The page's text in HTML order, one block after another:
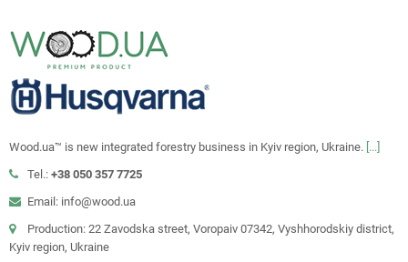
Wood.ua™ is new integrated forestry business in Kyiv region, Ukraine. [...]
Tel.: +38 050 357 7725
Email: info@wood.ua
Production: 22 Zavodska street, Voropaiv 07342, Vyshhorodskiy district,
Kyiv region, Ukraine